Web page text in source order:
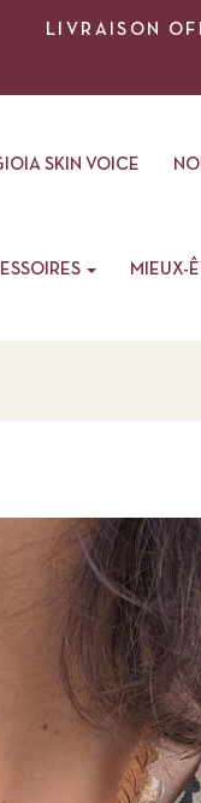
LIVRAISON
SKIN VOICE
MIEUX-